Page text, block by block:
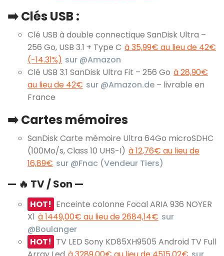
➡️ Clés USB :
Clé USB à double connectique SanDisk Ultra –
256 Go, USB 3.1 + Type C à 35,99€ au lieu de 42€
(-14.31%) sur @Amazon
Clé USB 3.1 SanDisk Ultra Fit – 256 Go à 28,90€
au lieu de 42€ sur @Amazon.de – livrable en
France
➡️ Cartes mémoires
SanDisk Carte mémoire Ultra 64Go microSDHC
(100Mo/s, Class 10 UHS-I) à 12,76€ au lieu de
16,89€ sur @Fnac (Vendeur Tiers)
— 🔥 TV / Son —
HOT! Enceinte colonne Focal ARIA 936 NOYER
X1 à 1449,00€ au lieu de 2684,14€ sur
@Boulanger
HOT! TV LED Sony KD85XH9505 Android TV Full